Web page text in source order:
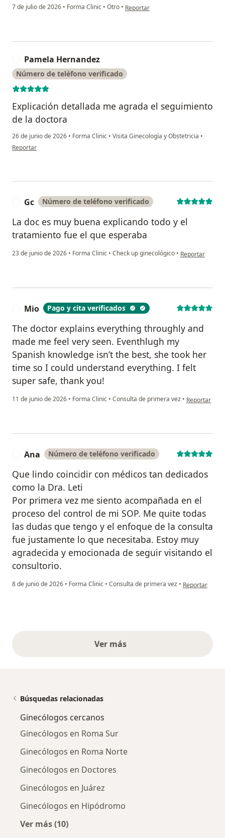
7 de julio de 2026 • Forma Clinic • Otro • en opinión del usuario Elise
Reportar
Pamela Hernandez
Número de teléfono verificado
Explicación detallada me agrada el seguimiento
de la doctora
26 de junio de 2026 • Forma Clinic • Visita Ginecología y Obstetricia •
en opinión del usuario Pamela Hernandez
Reportar
Gc Número de teléfono verificado
La doc es muy buena explicando todo y el
tratamiento fue el que esperaba
23 de junio de 2026 • Forma Clinic • Check up ginecológico • en opinión del
Reportar
Mio Pago y cita verificados
The doctor explains everything throughly and
made me feel very seen. Eventhlugh my
Spanish knowledge isn’t the best, she took her
time so I could understand everything. I felt
super safe, thank you!
11 de junio de 2026 • Forma Clinic • Consulta de primera vez • en opinión
Reportar
Ana Número de teléfono verificado
Que lindo coincidir con médicos tan dedicados
como la Dra. Leti
Por primera vez me siento acompañada en el
proceso del control de mi SOP. Me quite todas
las dudas que tengo y el enfoque de la consulta
fue justamente lo que necesitaba. Estoy muy
agradecida y emocionada de seguir visitando el
consultorio.
8 de junio de 2026 • Forma Clinic • Consulta de primera vez • en opinión del
Reportar
Ver másopiniones anteriores
Búsquedas relacionadas
Ginecólogos cercanos
Ginecólogos en Roma Sur
Ginecólogos en Roma Norte
Ginecólogos en Doctores
Ginecólogos en Juárez
Ginecólogos en Hipódromo
Ver más (10)